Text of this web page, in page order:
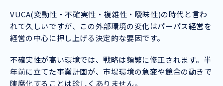
VUCA(変動性・不確実性・複雑性・曖昧性)の時代と言わ
れて久しいですが、この外部環境の変化はパーパス経営を
経営の中心に押し上げる決定的な要因です。
不確実性が高い環境では、戦略は頻繁に修正されます。半
年前に立てた事業計画が、市場環境の急変や競合の動きで
陳腐化することは珍しくありません。